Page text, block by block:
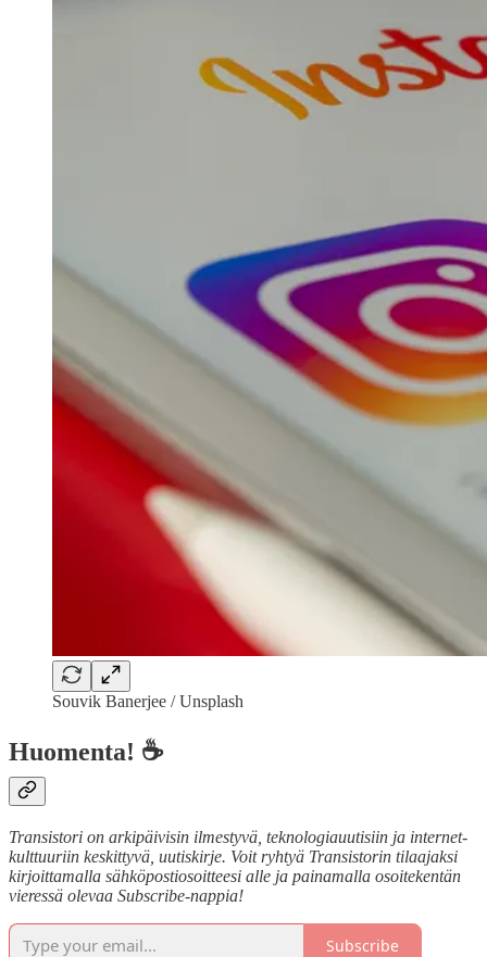
Souvik Banerjee / Unsplash
Huomenta! ☕
Transistori on arkipäivisin ilmestyvä, teknologiauutisiin ja internet-
kulttuuriin keskittyvä, uutiskirje. Voit ryhtyä Transistorin tilaajaksi
kirjoittamalla sähköpostiosoitteesi alle ja painamalla osoitekentän
vieressä olevaa Subscribe-nappia!
Subscribe